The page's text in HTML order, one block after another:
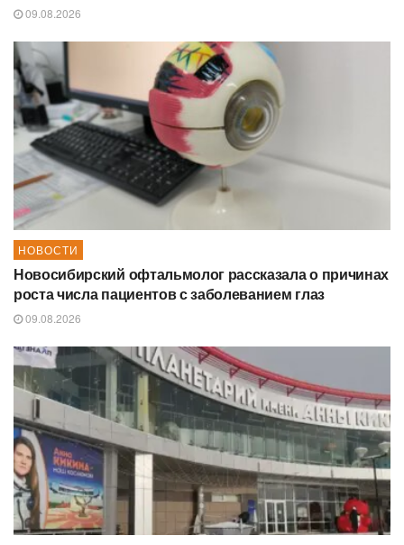
09.08.2026
НОВОСТИ
Новосибирский офтальмолог рассказала о причинах
роста числа пациентов с заболеванием глаз
09.08.2026